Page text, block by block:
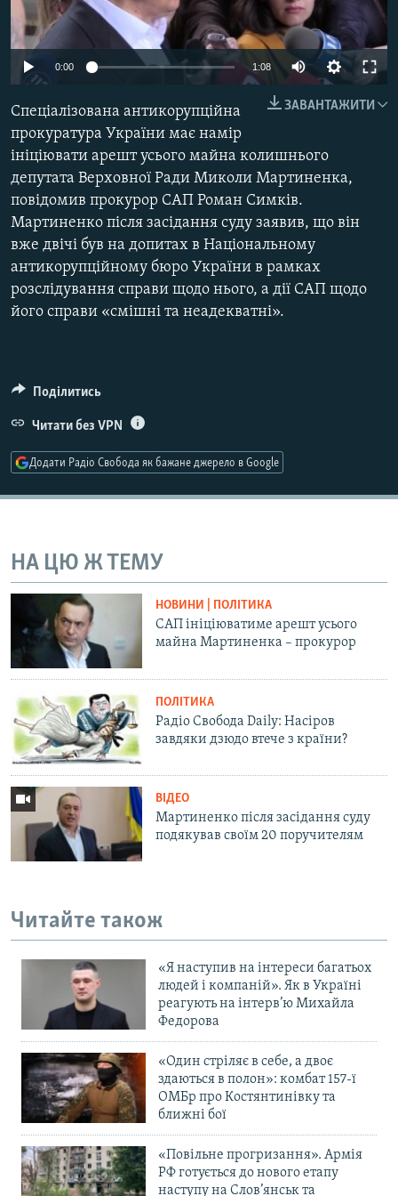
МУЛЬТИМЕДІА
ФОТО
СПЕЦПРОЄКТИ
ПОДКАСТИ
КРИМ РЕАЛІЇ
РУС
УКР
КТАТ
ДОЛУЧАЙСЯ!
Усі сайти RFE/RL
0:00 1:08
ЗАВАНТАЖИТИ
Спеціалізована антикорупційна
прокуратура України має намір
ініціювати арешт усього майна колишнього
депутата Верховної Ради Миколи Мартиненка,
повідомив прокурор САП Роман Симків.
Мартиненко після засідання суду заявив, що він
вже двічі був на допитах в Національному
антикорупційному бюро України в рамках
розслідування справи щодо нього, а дії САП щодо
його справи «смішні та неадекватні».
Поділитись
Читати без VPN
Додати Радіо Свобода як бажане джерело в Google
НА ЦЮ Ж ТЕМУ
НОВИНИ | ПОЛІТИКА
САП ініціюватиме арешт усього
майна Мартиненка – прокурор
ПОЛІТИКА
Радіо Свобода Daily: Насіров
завдяки дзюдо втече з країни?
ВІДЕО
Мартиненко після засідання суду
подякував своїм 20 поручителям
Читайте також
«Я наступив на інтереси багатьох
людей і компаній». Як в Україні
реагують на інтерв’ю Михайла
Федорова
«Один стріляє в себе, а двоє
здаються в полон»: комбат 157-ї
ОМБр про Костянтинівку та
ближні бої
«Повільне прогризання». Армія
РФ готується до нового етапу
наступу на Слов’янськ та